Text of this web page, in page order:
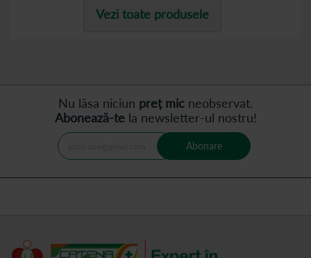
Vezi toate produsele
Nu lăsa niciun preț mic neobservat.
Abonează-tela newsletter-ul nostru!
Abonare